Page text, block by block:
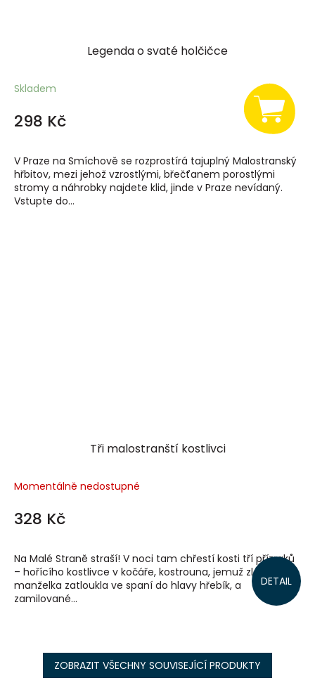
Legenda o svaté holčičce
Skladem
298 Kč
V Praze na Smíchově se rozprostírá tajuplný Malostranský
hřbitov, mezi jehož vzrostlými, břečťanem porostlými
stromy a náhrobky najdete klid, jinde v Praze nevídaný.
Vstupte do...
Tři malostranští kostlivci
Momentálně nedostupné
328 Kč
DETAIL
Na Malé Straně straší! V noci tam chřestí kosti tří přízraků
– hořícího kostlivce v kočáře, kostrouna, jemuž zlá
manželka zatloukla ve spaní do hlavy hřebík, a
zamilované...
ZOBRAZIT VŠECHNY SOUVISEJÍCÍ PRODUKTY